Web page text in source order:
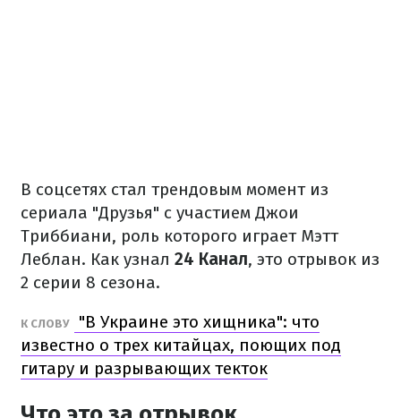
В соцсетях стал трендовым момент из
сериала "Друзья" с участием Джои
Триббиани, роль которого играет Мэтт
Леблан. Как узнал 24 Канал, это отрывок из
2 серии 8 сезона.
К СЛОВУ
"В Украине это хищника": что
известно о трех китайцах, поющих под
гитару и разрывающих текток